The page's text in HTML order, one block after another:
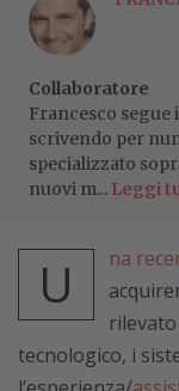
Collaboratore
Francesco segue
scrivendo per
specializzato
nuovi m... Leggi
U na
tecnologico, i